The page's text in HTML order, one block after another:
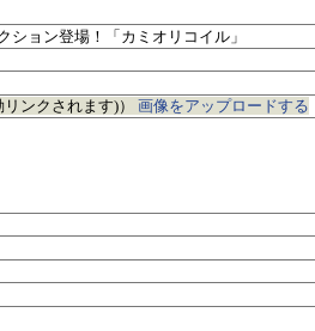
ンクされます)） 画像をアップロードする